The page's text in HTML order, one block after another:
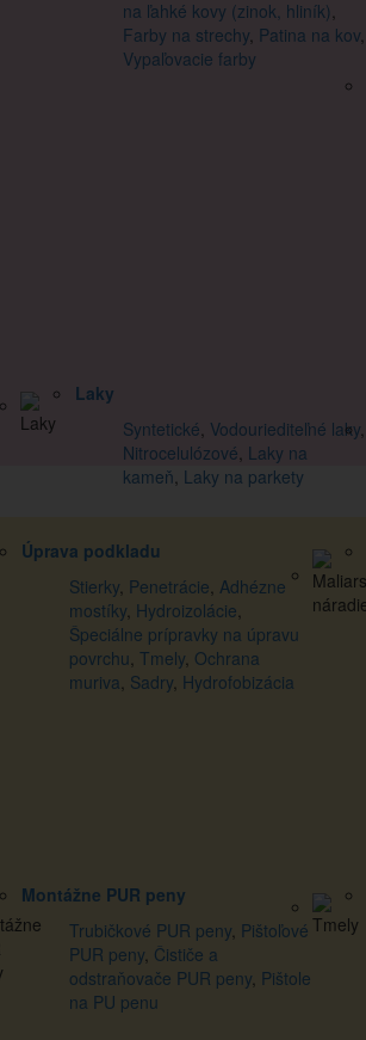
na ľahké kovy (zinok, hliník),
Farby na strechy, Patina na kov,
Vypaľovacie farby
Laky
Syntetické, Vodouriediteľné laky,
Nitrocelulózové, Laky na
kameň, Laky na parkety
Úprava podkladu
Stierky, Penetrácie, Adhézne
mostíky, Hydroizolácie,
Špeciálne prípravky na úpravu
povrchu, Tmely, Ochrana
muriva, Sadry, Hydrofobizácia
Montážne PUR peny
Trubičkové PUR peny, Pištoľové
PUR peny, Čističe a
odstraňovače PUR peny, Pištole
na PU penu